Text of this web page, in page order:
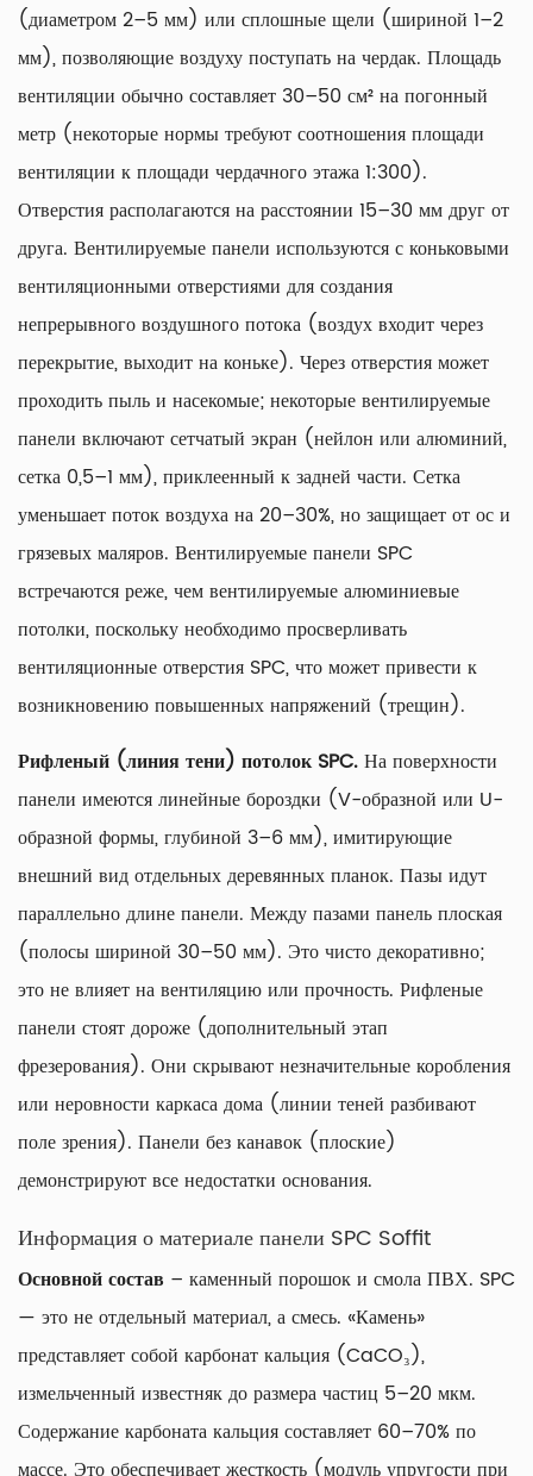
(диаметром 2–5 мм) или сплошные щели (шириной 1–2
мм), позволяющие воздуху поступать на чердак. Площадь
вентиляции обычно составляет 30–50 см² на погонный
метр (некоторые нормы требуют соотношения площади
вентиляции к площади чердачного этажа 1:300).
Отверстия располагаются на расстоянии 15–30 мм друг от
друга. Вентилируемые панели используются с коньковыми
вентиляционными отверстиями для создания
непрерывного воздушного потока (воздух входит через
перекрытие, выходит на коньке). Через отверстия может
проходить пыль и насекомые; некоторые вентилируемые
панели включают сетчатый экран (нейлон или алюминий,
сетка 0,5–1 мм), приклеенный к задней части. Сетка
уменьшает поток воздуха на 20–30%, но защищает от ос и
грязевых маляров. Вентилируемые панели SPC
встречаются реже, чем вентилируемые алюминиевые
потолки, поскольку необходимо просверливать
вентиляционные отверстия SPC, что может привести к
возникновению повышенных напряжений (трещин).
Рифленый (линия тени) потолок SPC.На поверхности
панели имеются линейные бороздки (V-образной или U-
образной формы, глубиной 3–6 мм), имитирующие
внешний вид отдельных деревянных планок. Пазы идут
параллельно длине панели. Между пазами панель плоская
(полосы шириной 30–50 мм). Это чисто декоративно;
это не влияет на вентиляцию или прочность. Рифленые
панели стоят дороже (дополнительный этап
фрезерования). Они скрывают незначительные коробления
или неровности каркаса дома (линии теней разбивают
поле зрения). Панели без канавок (плоские)
демонстрируют все недостатки основания.
Информация о материале панели SPC Soffit
Основной состав – каменный порошок и смола ПВХ. SPC
— это не отдельный материал, а смесь. «Камень»
представляет собой карбонат кальция (CaCO₃),
измельченный известняк до размера частиц 5–20 мкм.
Содержание карбоната кальция составляет 60–70% по